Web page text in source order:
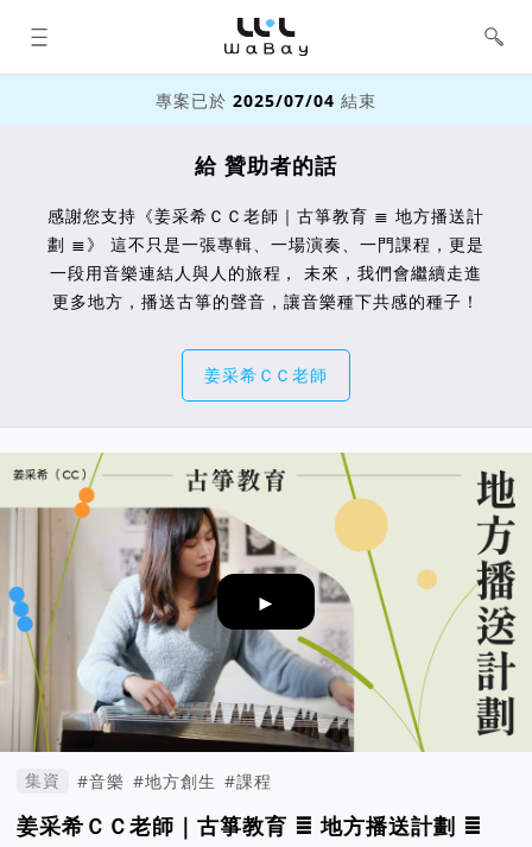
WaBay 挖貝 | 台灣最值得信賴的群眾
集資 / 群眾募資平台
專案已於2025/07/04 結束
給 贊助者的話
感謝您支持《姜采希ＣＣ老師｜古箏教育 ≣ 地方播送計
劃 ≣》 這不只是一張專輯、一場演奏、一門課程，更是
一段用音樂連結人與人的旅程， 未來，我們會繼續走進
更多地方，播送古箏的聲音，讓音樂種下共感的種子！
姜采希ＣＣ老師
►
集資 #音樂 #地方創生 #課程
姜采希ＣＣ老師｜古箏教育 ≣ 地方播送計劃 ≣